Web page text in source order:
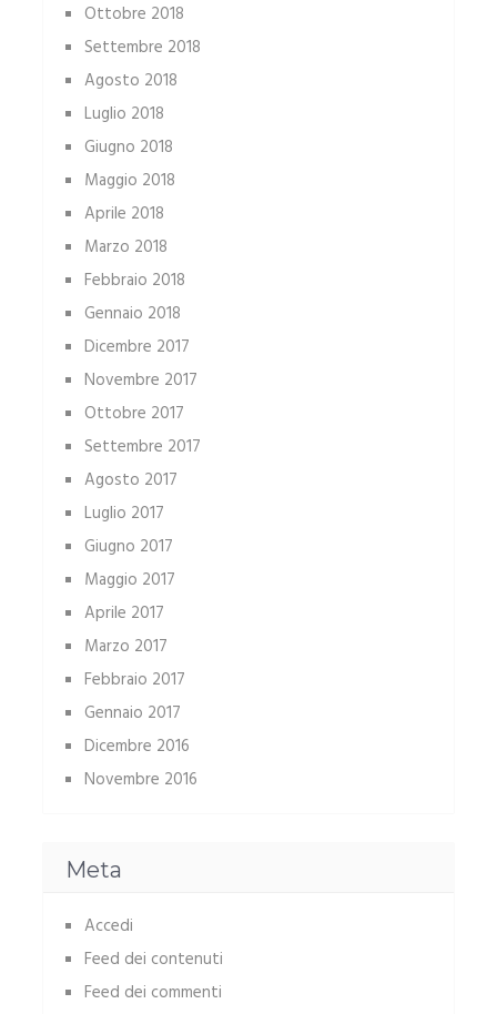
Ottobre 2018
Settembre 2018
Agosto 2018
Luglio 2018
Giugno 2018
Maggio 2018
Aprile 2018
Marzo 2018
Febbraio 2018
Gennaio 2018
Dicembre 2017
Novembre 2017
Ottobre 2017
Settembre 2017
Agosto 2017
Luglio 2017
Giugno 2017
Maggio 2017
Aprile 2017
Marzo 2017
Febbraio 2017
Gennaio 2017
Dicembre 2016
Novembre 2016
Meta
Accedi
Feed dei contenuti
Feed dei commenti